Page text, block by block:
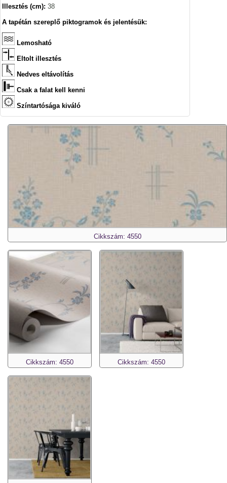
Illesztés (cm): 38
A tapétán szereplő piktogramok és jelentésük:
Lemosható
Eltolt illesztés
Nedves eltávolítás
Csak a falat kell kenni
Színtartósága kiváló
Cikkszám: 4550
Cikkszám: 4550 Cikkszám: 4550